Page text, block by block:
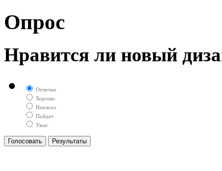
Опрос
Нравится ли новый
Отлично
Хорошо
Неплохо
Пойдет
Ужас